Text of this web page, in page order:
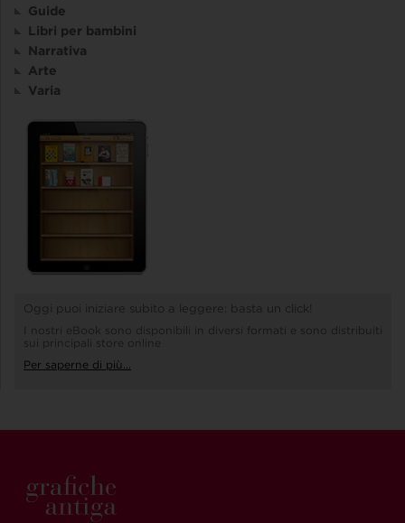
Guide
Libri per bambini
Narrativa
Arte
Varia
Oggi puoi iniziare subito a leggere: basta un click!
I nostri eBook sono disponibili in diversi formati e sono distribuiti
sui principali store online
Per saperne di più...